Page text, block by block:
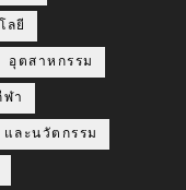
ลยี
อุตสาหกรรม
า
ละนวัตกรรม